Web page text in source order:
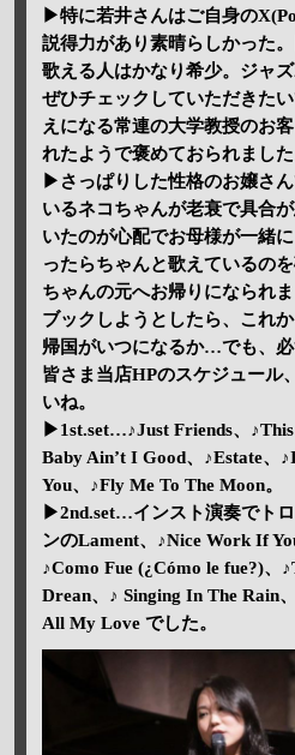
▶特に若井さんはご自身の
説得力があり素晴らしかった
歌える人はかなり希少。ジャ
ぜひチェックしていただきた
えになる常連の大学教授のお
れたようで褒めておられました
▶さっぱりした性格のお嬢さ
いるネコちゃんが老衰で具合
いたのが心配でお母様が一緒
ったらちゃんと歌えているの
ちゃんの元へお帰りになられ
ブックしようとしたら、これ
帰国がいつになるか…でも、必
皆さま当店HPのスケジュール
いね。
▶1st.set…♪Just Friends、
Baby Ain’t I Good、♪Estate、
You、♪Fly Me To The Moon。
▶2nd.set…インスト演奏でト
ンのLament、♪Nice Work If
♪Como Fue (¿Cómo le fue?)、
Drean、♪ Singing In The Rain
All My Love でした。